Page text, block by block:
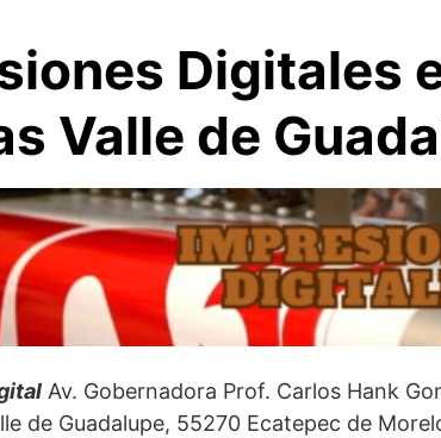
Digitales
Valle de
Av. Gobernadora Prof. Carlos Hank
de Guadalupe, 55270 Ecatepec de